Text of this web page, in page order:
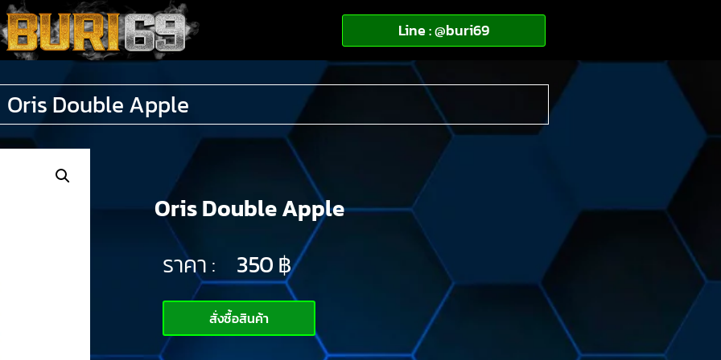
Line : @buri69
Oris Double Apple
Oris Double Apple
ราคา :
350฿
สั่งซื้อสินค้า